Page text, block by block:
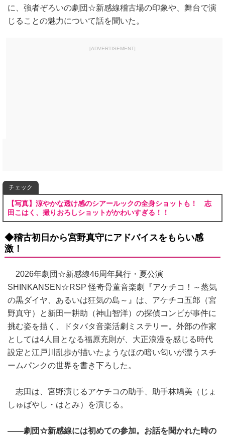
に、強者ぞろいの劇団☆新感線稽古場の印象や、舞台で演
じることの魅力について話を聞いた。
[ADVERTISEMENT]
チェック
【写真】涼やかな透け感のシアールックの全身ショットも！ 志
田こはく、撮りおろしショットがかわいすぎる！！
◆稽古初日から宮野真守にアドバイスをもらい感
激！
2026年劇団☆新感線46周年興行・夏公演
SHINKANSEN☆RSP 怪奇骨董音楽劇『アケチコ！～蒸気
の黒ダイヤ、あるいは狂気の島～』は、アケチコ五郎（宮
野真守）と新田一耕助（神山智洋）の探偵コンビが事件に
挑む姿を描く、ドタバタ音楽活劇ミステリー。外部の作家
としては4人目となる福原充則が、大正浪漫を感じる時代
設定と江戸川乱歩が描いたようなほの暗い匂いが漂うスチ
ームパンクの世界を書き下ろした。
志田は、宮野演じるアケチコの助手、助手林鳩美（じょ
しゅばやし・はとみ）を演じる。
――劇団☆新感線には初めての参加。お話を聞かれた時の